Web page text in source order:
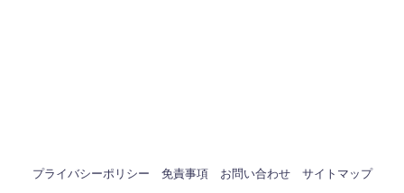
プライバシーポリシー 免責事項 お問い合わせ サイトマップ